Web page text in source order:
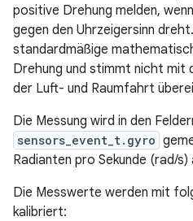
positive Drehung melden,
gegen den Uhrzeigersinn
standardmäßige
Drehung und stimmt nicht mit
der Luft- und Raumfahrt
Die Messung wird in den
sensors_event_t.gyro
Radianten pro Sekunde (rad/s)
Die Messwerte werden mit
kalibriert: